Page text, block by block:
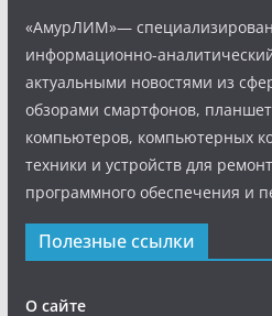
«АмурЛИМ»—
информационно-
актуальными новостями из
обзорами смартфонов,
компьютеров, компьютерных
техники и устройств для
программного обеспечения и
Полезные ссылки
О сайте